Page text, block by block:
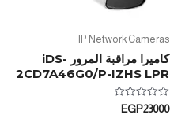
IP Network Cameras
كاميرا مراقبة المرور iDS-
2CD7A46G0/P-IZHS LPR
تم
التقييم
EGP23000